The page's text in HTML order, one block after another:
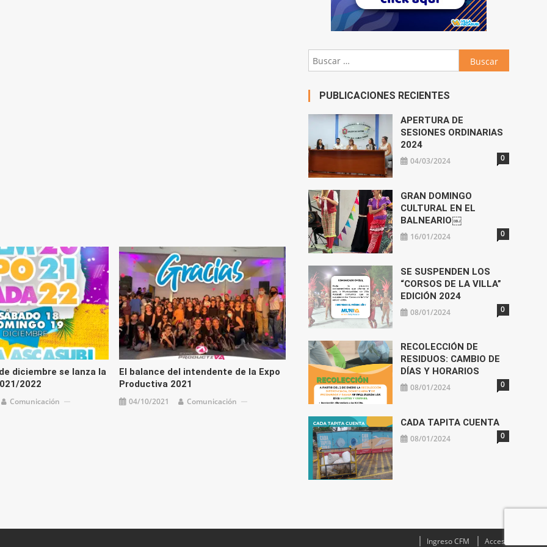
diciembre se lanza la
2022
Comunicación
El balance del intendente de la Expo
Productiva 2021
04/10/2021 Comunicación
Buscar:
PUBLICACIONES RECIENTES
APERTURA DE
SESIONES ORDINARIAS
2024
04/03/2024 0
GRAN DOMINGO
CULTURAL EN EL
BALNEARIO￼
16/01/2024 0
SE SUSPENDEN LOS
“CORSOS DE LA VILLA”
EDICIÓN 2024
08/01/2024 0
RECOLECCIÓN DE
RESIDUOS: CAMBIO DE
DÍAS Y HORARIOS
08/01/2024 0
CADA TAPITA CUENTA
08/01/2024 0
Ingreso CFM Acceso